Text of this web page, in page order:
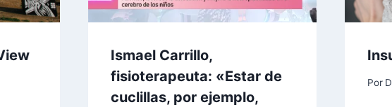
Ismael Carrillo,
fisioterapeuta: «Estar de
cuclillas, por ejemplo,
Por